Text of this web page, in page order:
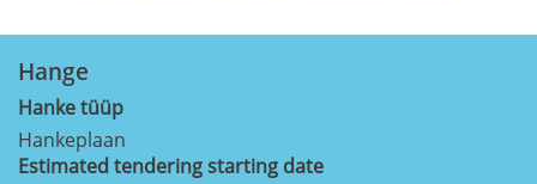
Hange
Hanke tüüp
Hankeplaan
Estimated tendering starting date